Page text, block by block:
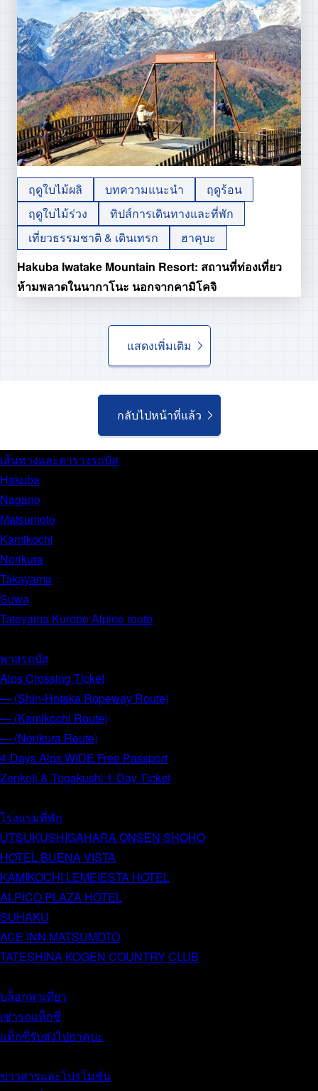
ฤดูใบไม้ผลิ บทความแนะนำ
ฤดูร้อน
ฤดูใบไม้ร่วง
ทิปส์การเดินทางและที่พัก
เที่ยวธรรมชาติ & เดินเทรก
ฮาคุบะ
Hakuba Iwatake Mountain Resort: สถานที่ท่องเที่ยว
ห้ามพลาดในนากาโนะ นอกจากคามิโคจิ
แสดงเพิ่มเติม
กลับไปหน้าที่แล้ว
เส้นทางและตารางรถบัส
Hakuba
Nagano
Matsumoto
Kamikochi
Norikura
Takayama
Suwa
Tateyama Kurobe Alpine route
พาสรถบัส
Alps Crossing Ticket
― (Shin-Hotaka Ropeway Route)
― (Kamikochi Route)
― (Norikura Route)
4-Days Alps WIDE Free Passport
Zenkoji & Togakushi 1-Day Ticket
โรงแรมที่พัก
UTSUKUSHIGAHARA ONSEN SHOHO
HOTEL BUENA VISTA
KAMIKOCHI LEMEIESTA HOTEL
ALPICO PLAZA HOTEL
SUHAKU
ACE INN MATSUMOTO
TATESHINA KOGEN COUNTRY CLUB
บล็อกพาเที่ยว
เช่ารถแท็กซี่
แท็กซี่รับส่งไปฮาคุบะ
ข่าวสารและโปรโมชั่น